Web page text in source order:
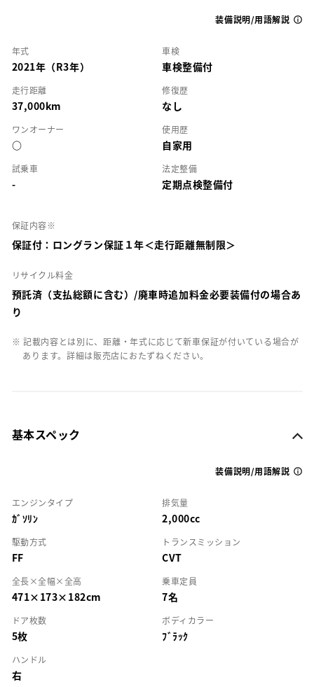
装備説明/用語解説
年式
2021年（R3年）
車検
車検整備付
走行距離
37,000km
修復歴
なし
ワンオーナー
○
使用歴
自家用
試乗車
-
法定整備
定期点検整備付
保証内容※
保証付：ロングラン保証１年＜走行距離無制限＞
リサイクル料金
預託済（支払総額に含む）/廃車時追加料金必要装備付の場合あ
り
※ 記載内容とは別に、距離・年式に応じて新車保証が付いている場合が
あります。詳細は販売店におたずねください。
基本スペック
装備説明/用語解説
エンジンタイプ
ｶﾞｿﾘﾝ
排気量
2,000cc
駆動方式
FF
トランスミッション
CVT
全長×全幅×全高
471×173×182cm
乗車定員
7名
ドア枚数
5枚
ボディカラー
ﾌﾞﾗｯｸ
ハンドル
右